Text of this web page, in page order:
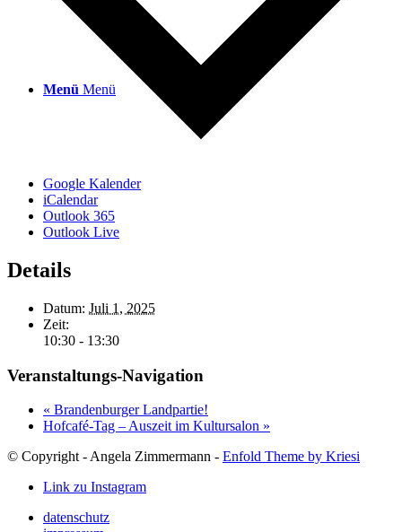
Menü Menü
Google Kalender
iCalendar
Outlook 365
Outlook Live
Details
Datum: Juli 1, 2025
Zeit:
10:30 - 13:30
Veranstaltungs-Navigation
« Brandenburger Landpartie!
Hofcafé-Tag – Auszeit im Kultursalon »
© Copyright - Angela Zimmermann - Enfold Theme by Kriesi
Link zu Instagram
datenschutz